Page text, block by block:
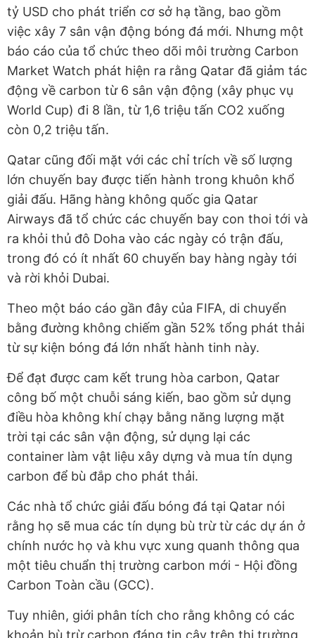
tỷ USD cho phát triển cơ sở hạ tầng, bao gồm
việc xây 7 sân vận động bóng đá mới. Nhưng một
báo cáo của tổ chức theo dõi môi trường Carbon
Market Watch phát hiện ra rằng Qatar đã giảm tác
động về carbon từ 6 sân vận động (xây phục vụ
World Cup) đi 8 lần, từ 1,6 triệu tấn CO2 xuống
còn 0,2 triệu tấn.
Qatar cũng đối mặt với các chỉ trích về số lượng
lớn chuyến bay được tiến hành trong khuôn khổ
giải đấu. Hãng hàng không quốc gia Qatar
Airways đã tổ chức các chuyến bay con thoi tới và
ra khỏi thủ đô Doha vào các ngày có trận đấu,
trong đó có ít nhất 60 chuyến bay hàng ngày tới
và rời khỏi Dubai.
Theo một báo cáo gần đây của FIFA, di chuyển
bằng đường không chiếm gần 52% tổng phát thải
từ sự kiện bóng đá lớn nhất hành tinh này.
Để đạt được cam kết trung hòa carbon, Qatar
công bố một chuỗi sáng kiến, bao gồm sử dụng
điều hòa không khí chạy bằng năng lượng mặt
trời tại các sân vận động, sử dụng lại các
container làm vật liệu xây dựng và mua tín dụng
carbon để bù đắp cho phát thải.
Các nhà tổ chức giải đấu bóng đá tại Qatar nói
rằng họ sẽ mua các tín dụng bù trừ từ các dự án ở
chính nước họ và khu vực xung quanh thông qua
một tiêu chuẩn thị trường carbon mới - Hội đồng
Carbon Toàn cầu (GCC).
Tuy nhiên, giới phân tích cho rằng không có các
khoản bù trừ carbon đáng tin cậy trên thị trường